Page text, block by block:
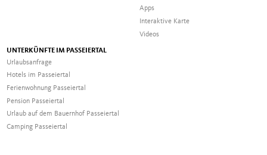
Apps
Interaktive Karte
Videos
UNTERKÜNFTE IM PASSEIERTAL
Urlaubsanfrage
Hotels im Passeiertal
Ferienwohnung Passeiertal
Pension Passeiertal
Urlaub auf dem Bauernhof Passeiertal
Camping Passeiertal